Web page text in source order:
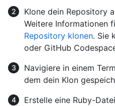
Klone dein Repository
Weitere Informationen
Repository klonen. Sie
oder GitHub
Navigiere in einem
dem dein Klon
Erstelle eine Ruby-